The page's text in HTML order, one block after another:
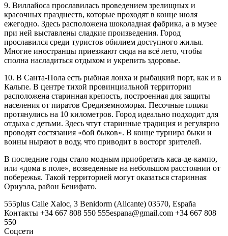
9. Виллайоса прославилась проведением зрелищных и
красочных празднеств, которые проходят в конце июля
ежегодно. Здесь расположена шоколадная фабрика, а в музее
при ней выставлены сладкие произведения. Город
прославился среди туристов обилием доступного жилья.
Многие иностранцы приезжают сюда на всё лето, чтобы
сполна насладиться отдыхом и укрепить здоровье.
10. В Санта-Пола есть рыбная лонха и рыбацкий порт, как и в
Кальпе. В центре тихой провинциальной территории
расположена старинная крепость, построенная для защиты
населения от пиратов Средиземноморья. Песочные пляжи
протянулись на 10 километров. Город идеально подходит для
отдыха с детьми. Здесь чтут старинные традиция и регулярно
проводят состязания «бой быков». В конце турнира быки и
воины ныряют в воду, что приводит в восторг зрителей.
В последние годы стало модным приобретать каса-де-кампо,
или «дома в поле», возведенные на небольшом расстоянии от
побережья. Такой территорией могут оказаться старинная
Ориуэла, район Бенифато.
555plus Calle Xaloc, 3 Benidorm (Alicante) 03570, España
Контакты +34 667 808 550 555espana@gmail.com +34 667 808
550
Соцсети